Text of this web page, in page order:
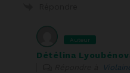
Auteur
Détélina